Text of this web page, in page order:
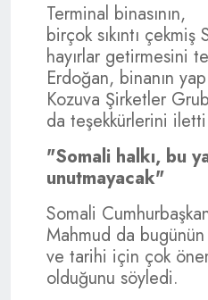
Terminal binasının,
birçok sıkıntı çekmiş
hayırlar getirmesini
Erdoğan, binanın
Kozuva Şirketler
da teşekkürlerini
"Somali halkı, bu
unutmayacak"
Somali
Mahmud da
ve tarihi için çok
olduğunu söyledi.